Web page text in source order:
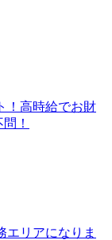
！高時給でお財
！
リアになりま